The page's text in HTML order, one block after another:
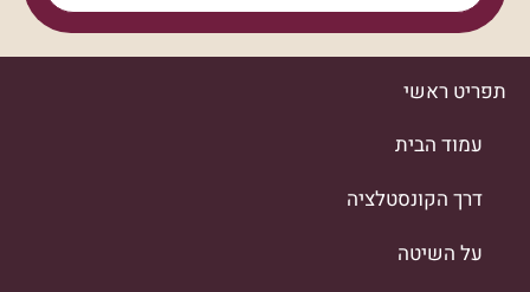
תפריט ראשי
עמוד הבית
דרך הקונסטלציה
על השיטה